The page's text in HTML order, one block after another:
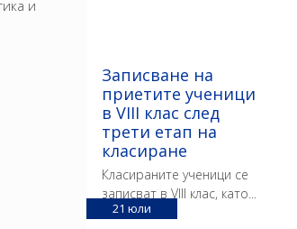
и
Записване на
приетите ученици
в VIII клас след
трети етап на
класиране
Класираните ученици се
записват в VIII клас, като...
21 юли